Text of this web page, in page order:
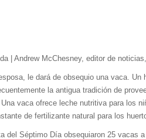
| Andrew McChesney, editor de
le dará de obsequio una vaca. Un
la antigua tradición de
vaca ofrece leche nutritiva para los
de fertilizante natural para los
del Séptimo Día obsequiaron 25 vacas